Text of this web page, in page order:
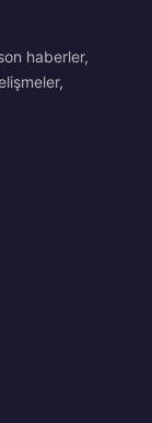
haberler,